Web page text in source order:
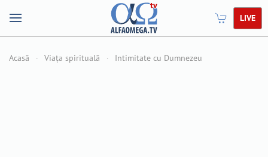
LIVE
Acasă Viața spirituală Intimitate cu Dumnezeu